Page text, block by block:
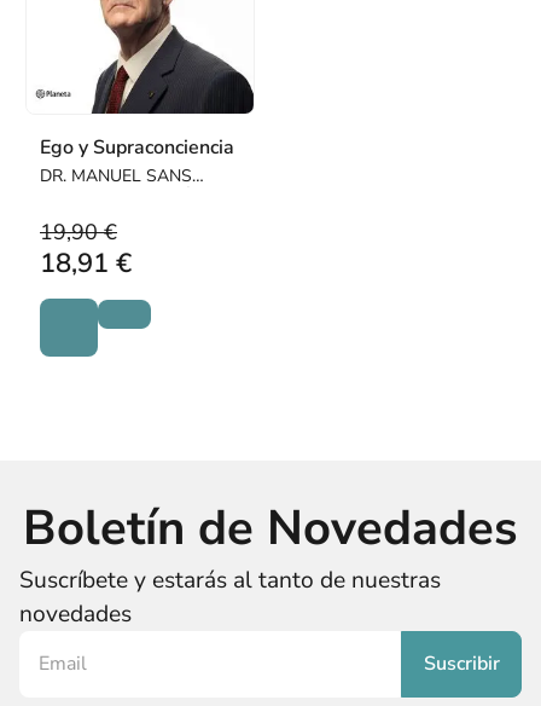
Ego y Supraconciencia
DR. MANUEL SANS
JUAN CARLOS
19,90 €
18,91 €
Boletín de Novedades
Suscríbete y estarás al tanto de nuestras
novedades